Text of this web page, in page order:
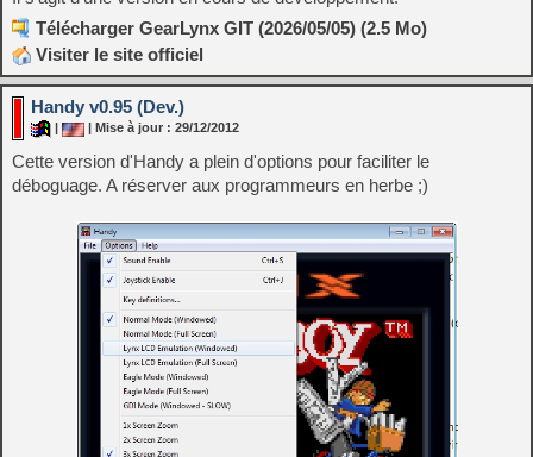
Télécharger GearLynx GIT (2026/05/05) (2.5 Mo)
Visiter le site officiel
Handy v0.95 (Dev.)
| Mise à jour : 29/12/2012
Cette version d'Handy a plein d'options pour faciliter le
déboguage. A réserver aux programmeurs en herbe ;)